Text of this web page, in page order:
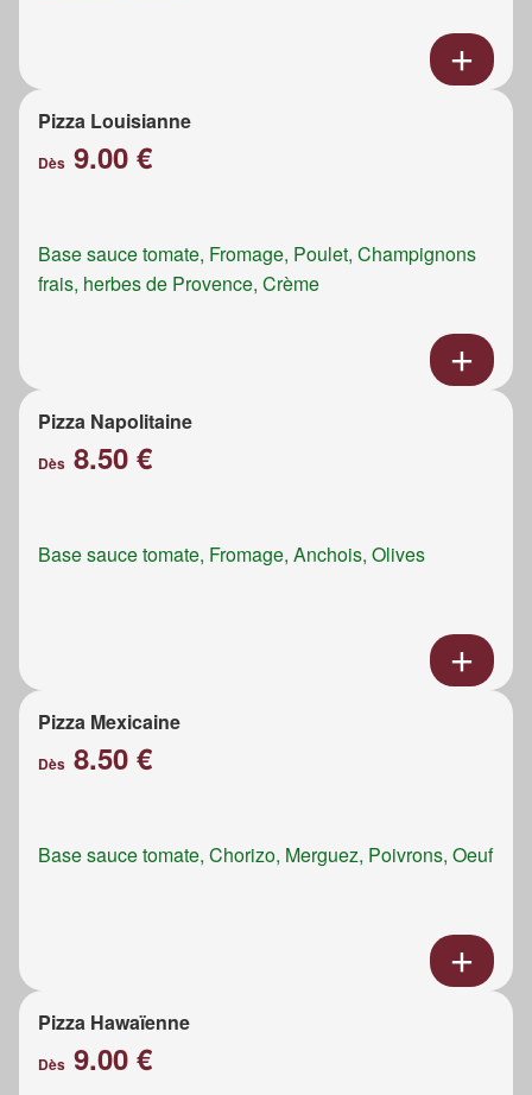
Pizza Louisianne
Dès 9.00 €
Base sauce tomate, Fromage, Poulet, Champignons
frais, herbes de Provence, Crème
Pizza Napolitaine
Dès 8.50 €
Base sauce tomate, Fromage, Anchois, Olives
Pizza Mexicaine
Dès 8.50 €
Base sauce tomate, Chorizo, Merguez, Poivrons, Oeuf
Pizza Hawaïenne
Dès 9.00 €